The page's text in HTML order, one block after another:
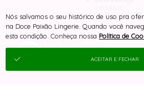
SITE 100% SEGURO
® TODOS DIREITOS RESERVADOS
Nós salvamos o seu histórico de uso pra
na Doce Paixão Lingerie. Quando você
esta condição. Conheça nossa Política de
ACEITAR E FECHAR